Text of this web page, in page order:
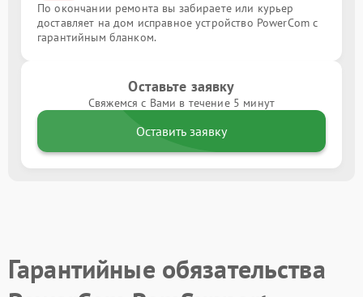
По окончании ремонта вы забираете или курьер
доставляет на дом исправное устройство PowerCom с
гарантийным бланком.
Оставьте заявку
Свяжемся с Вами в течение 5 минут
Оставить заявку
Гарантийные обязательства